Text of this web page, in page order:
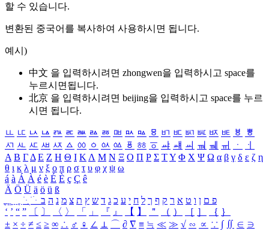
할 수 있습니다.
변환된 중국어를 복사하여 사용하시면 됩니다.
예시)
中文 을 입력하시려면 zhongwen을 입력하시고 space를
누르시면됩니다.
北京 을 입력하시려면 beijing을 입력하시고 space를 누르
시면 됩니다.
ㅥ ㅦ ㅧ ㅨ ㅩ ㅪ ㅫ ㅬ ㅭ ㅮ ㅯ ㅰ ㅱ ㅲ ㅳ ㅴ ㅵ ㅶ ㅷ ㅸ
ㅹ
ㅺ ㅻ ㅼ ㅽ ㅾ ㅿ ㆀ ㆁ ㆂ ㆃ ㆄ ㆅ ㆆ ㆇ ㆈ ㆉ ㆊ ㆋ ㆌ ㆍ
ㆎ
Α Β ΓΔ Ε Ζ Η Θ Ι ΚΛ Μ Ν Ξ Ο Π Ρ Σ ΤΥ Φ Χ Ψ Ω α β γ δ ε ζ η
θ ι κ λ μ ν ξ ο π ρ σ τ υ φ χ ψ ω
á à Á À é è É È ç Ç ê
Ä Ö Ü ä ö ü ß
ִֶֹ ֻּ ׁׂ פ ם ן ו ט א ר ק ף ך ל ח י ע כ ג ד ש ץ ת צ מ נ ה ב
‘ ’ “ ” 〔 〕 〈 〉 「 」 『 』 【 】 ＂ （ ） ［ ］ ｛ ｝
± × ÷ ≠ ≤ ≥ ∞ ∴ ♂ ♀ ∠ ⊥ ⌒ ∂ ∇ ≡ ≒ ≪ ≫ √ ∽ ∝ ∵ ∫ ∬ ∈ ∋